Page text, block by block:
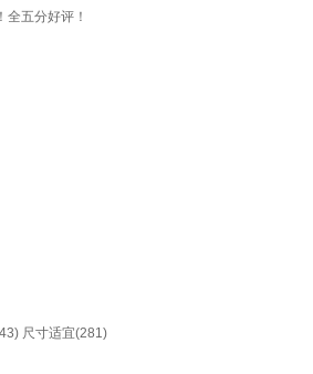
五分好评！
尺寸适宜(281)